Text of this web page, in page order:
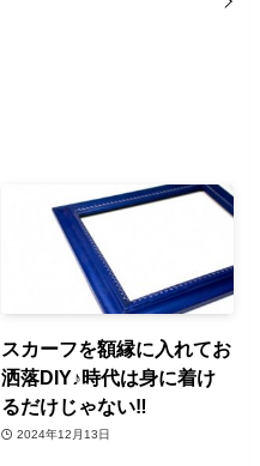
スカーフを額縁に入れてお
洒落DIY♪時代は身に着け
るだけじゃない‼︎
2024年12月13日